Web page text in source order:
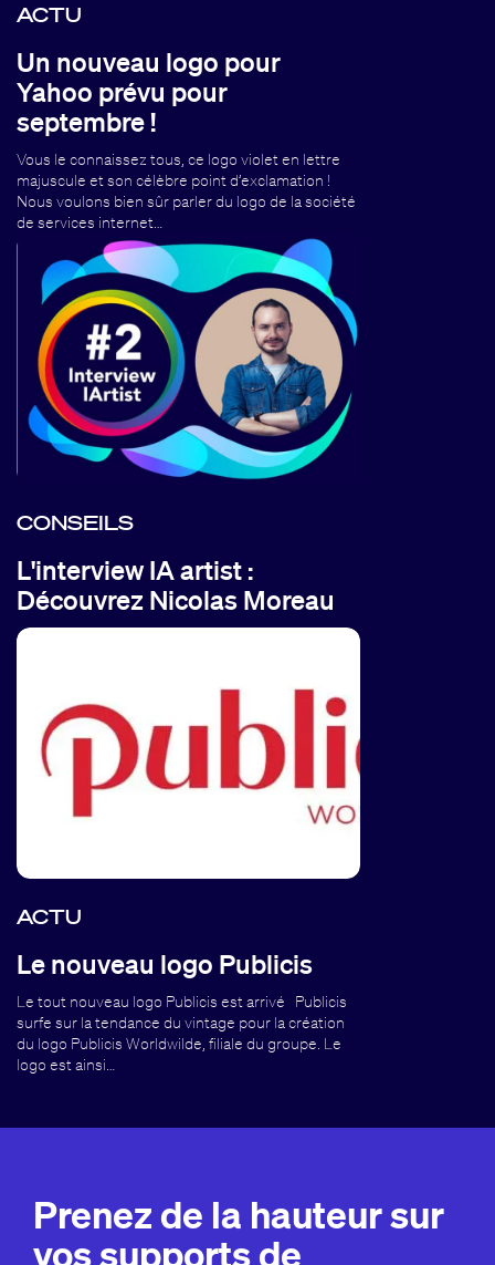
ACTU
Un nouveau logo pour
Yahoo prévu pour
septembre !
Vous le connaissez tous, ce logo violet en lettre
majuscule et son célèbre point d’exclamation !
Nous voulons bien sûr parler du logo de la société
de services internet…
CONSEILS
L'interview IA artist :
Découvrez Nicolas Moreau
ACTU
Le nouveau logo Publicis
Le tout nouveau logo Publicis est arrivé Publicis
surfe sur la tendance du vintage pour la création
du logo Publicis Worldwilde, filiale du groupe. Le
logo est ainsi…
Prenez de la hauteur sur
vos supports de